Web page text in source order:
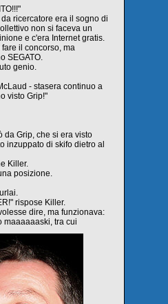
ricercatore era il sogno di
non si faceva un
e c'era Internet gratis.
il concorso, ma
SEGATO.
genio.
- stasera continuo a
visto Grip!"
da Grip, che si era visto
inzuppato di skifo dietro al
Killer.
posizione.
rispose Killer.
dire, ma funzionava:
maaaaaaski, tra cui